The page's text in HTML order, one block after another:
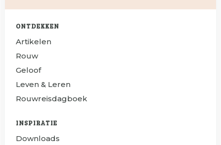
ONTDEKKEN
Artikelen
Rouw
Geloof
Leven & Leren
Rouwreisdagboek
INSPIRATIE
Downloads